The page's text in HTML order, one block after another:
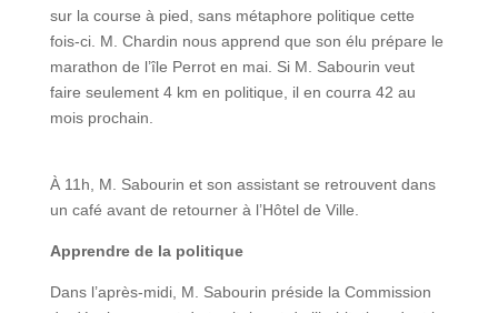
sur la course à pied, sans métaphore politique cette
fois-ci. M. Chardin nous apprend que son élu prépare le
marathon de l’île Perrot en mai. Si M. Sabourin veut
faire seulement 4 km en politique, il en courra 42 au
mois prochain.
À 11h, M. Sabourin et son assistant se retrouvent dans
un café avant de retourner à l’Hôtel de Ville.
Apprendre de la politique
Dans l’après-midi, M. Sabourin préside la Commission